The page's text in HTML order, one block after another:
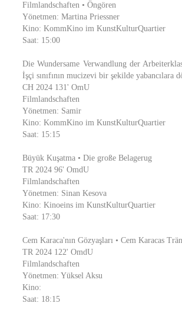
Filmlandschaften • Öngören
Yönetmen: Martina Priessner
Kino: KommKino im KunstKulturQuartier
Saat: 15:00
Die Wundersame Verwandlung der
İşçi sınıfının mucizevi bir şekilde yabancılara
CH 2024 131' OmU
Filmlandschaften
Yönetmen: Samir
Kino: KommKino im KunstKulturQuartier
Saat: 15:15
Büyük Kuşatma • Die große Belagerug
TR 2024 96' OmdU
Filmlandschaften
Yönetmen: Sinan Kesova
Kino: Kinoeins im KunstKulturQuartier
Saat: 17:30
Cem Karaca'nın Gözyaşları • Cem Karacas
TR 2024 122' OmdU
Filmlandschaften
Yönetmen: Yüksel Aksu
Kino:
Saat: 18:15